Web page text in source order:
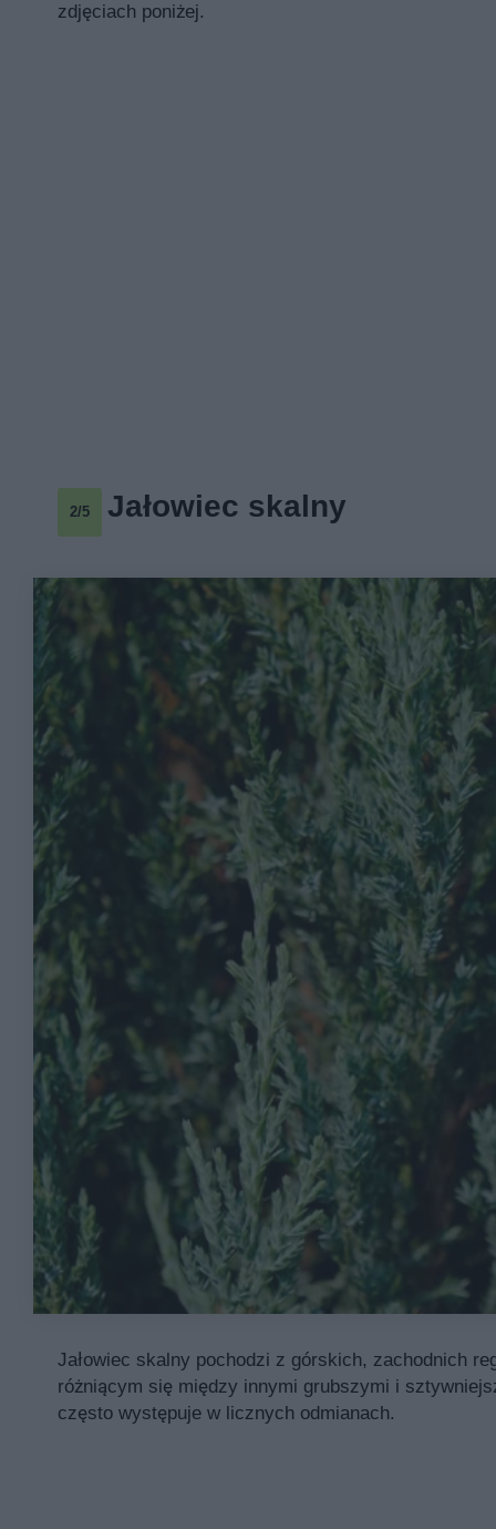
zdjęciach poniżej.
2/5 Jałowiec skalny
Jałowiec skalny pochodzi z górskich, zachodnich
różniącym się między innymi grubszymi i
często występuje w licznych odmianach.